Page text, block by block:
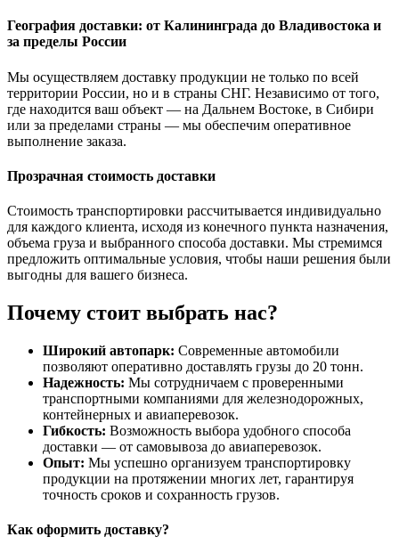
География доставки: от Калининграда до Владивостока и
за пределы России
Мы осуществляем доставку продукции не только по всей
территории России, но и в страны СНГ. Независимо от того,
где находится ваш объект — на Дальнем Востоке, в Сибири
или за пределами страны — мы обеспечим оперативное
выполнение заказа.
Прозрачная стоимость доставки
Стоимость транспортировки рассчитывается индивидуально
для каждого клиента, исходя из конечного пункта назначения,
объема груза и выбранного способа доставки. Мы стремимся
предложить оптимальные условия, чтобы наши решения были
выгодны для вашего бизнеса.
Почему стоит выбрать нас?
Широкий автопарк: Современные автомобили
позволяют оперативно доставлять грузы до 20 тонн.
Надежность: Мы сотрудничаем с проверенными
транспортными компаниями для железнодорожных,
контейнерных и авиаперевозок.
Гибкость: Возможность выбора удобного способа
доставки — от самовывоза до авиаперевозок.
Опыт: Мы успешно организуем транспортировку
продукции на протяжении многих лет, гарантируя
точность сроков и сохранность грузов.
Как оформить доставку?